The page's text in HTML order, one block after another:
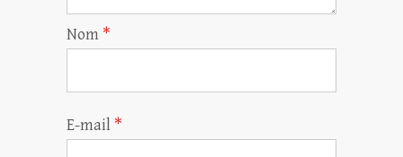
Nom *
E-mail *